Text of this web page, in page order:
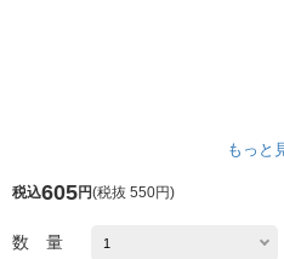
もっと
税込605円(税抜 550円)
数 量